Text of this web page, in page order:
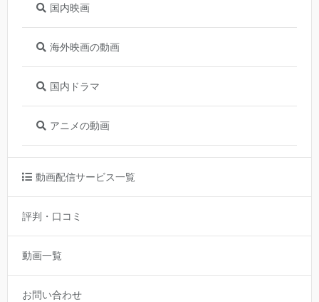
国内映画
海外映画の動画
国内ドラマ
アニメの動画
動画配信サービス一覧
評判・口コミ
動画一覧
お問い合わせ